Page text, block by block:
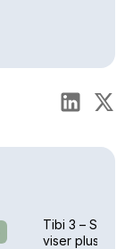
Tibi 3 – Six
viser plus haut